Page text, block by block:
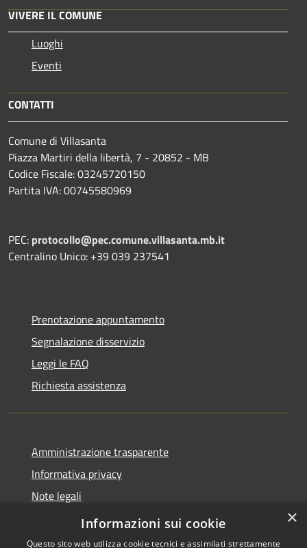
VIVERE IL COMUNE
Luoghi
Eventi
CONTATTI
Comune di Villasanta
Piazza Martiri della libertà, 7 - 20852 - MB
Codice Fiscale: 03245720150
Partita IVA: 00745580969
PEC: protocollo@pec.comune.villasanta.mb.it
Centralino Unico: +39 039 237541
Prenotazione appuntamento
Segnalazione disservizio
Leggi le FAQ
Richiesta assistenza
Amministrazione trasparente
Informativa privacy
Note legali
Dichiarazione di accessibilità
×
Informazioni sui cookie
Questo sito web utilizza cookie tecnici e assimilati strettamente